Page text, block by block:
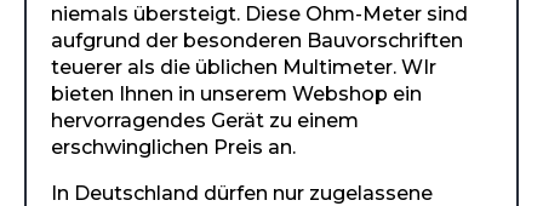
niemals übersteigt. Diese Ohm-Meter sind
aufgrund der besonderen Bauvorschriften
teuerer als die üblichen Multimeter. WIr
bieten Ihnen in unserem Webshop ein
hervorragendes Gerät zu einem
erschwinglichen Preis an.
In Deutschland dürfen nur zugelassene